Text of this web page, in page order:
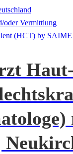
oder Vermittlung